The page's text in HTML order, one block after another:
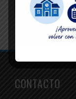
CONTACTO